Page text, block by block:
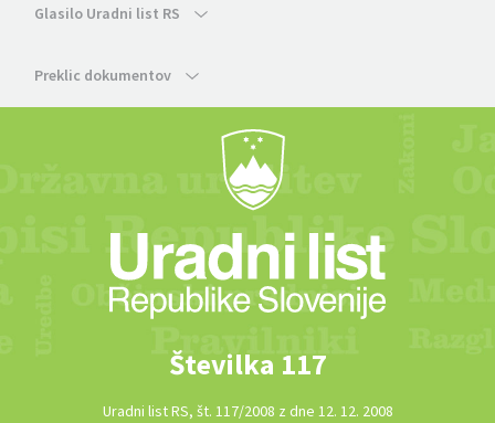
Glasilo Uradni list RS
Preklic dokumentov
Številka 117
Uradni list RS, št. 117/2008 z dne 12. 12. 2008